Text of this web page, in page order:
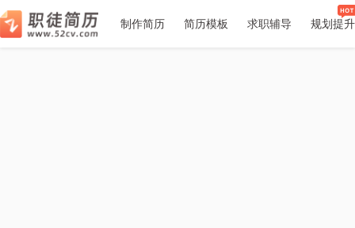
职徒简
推荐
推荐
推荐
􀕻
􀄑
􀉪
􀈸
􀎝 1
1
2
2
3
3
4
4
5
5
6
6
7
7 制作简历 简历模板 求职辅导 规划提升